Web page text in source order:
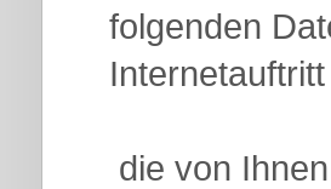
folgenden
 die von